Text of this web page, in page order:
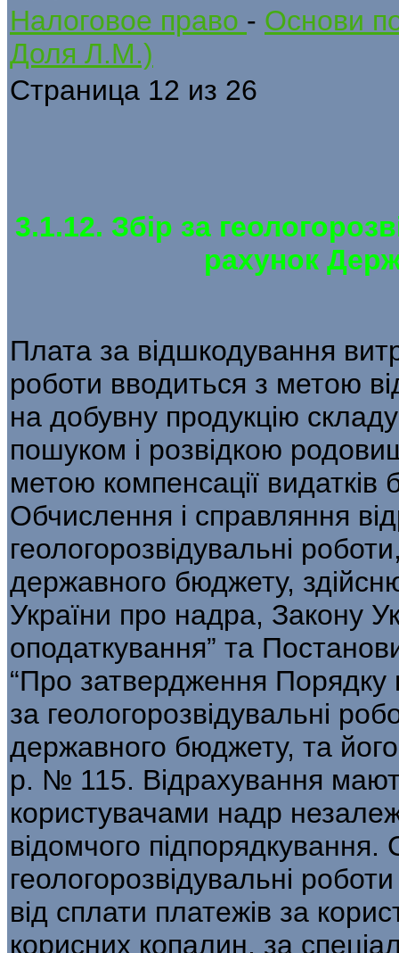
Налоговое право - Основи
Доля Л.М.)
Страница 12 из 26
3.1.12. Збір за
рахунок
Плата за відшкодування
роботи вводиться з метою
на добувну продукцію
пошуком і розвідкою
метою компенсації видатків
Обчислення і справляння
геологорозвідувальні
державного бюджету,
України про надра, Закону
оподаткування” та
“Про затвердження Порядку
за геологорозвідувальні
державного бюджету, та
р. № 115. Відрахування
користувачами надр
відомчого підпорядкування.
геологорозвідувальні
від сплати платежів за
корисних копалин, за